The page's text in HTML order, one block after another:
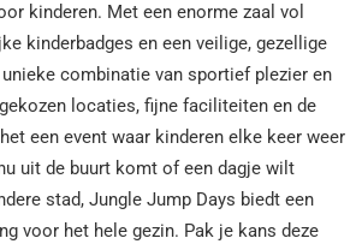
kinderen. Met een enorme zaal vol
kinderbadges en een veilige, gezellige
combinatie van sportief plezier en
locaties, fijne faciliteiten en de
een event waar kinderen elke keer weer
uit de buurt komt of een dagje wilt
stad, Jungle Jump Days biedt een
voor het hele gezin. Pak je kans deze